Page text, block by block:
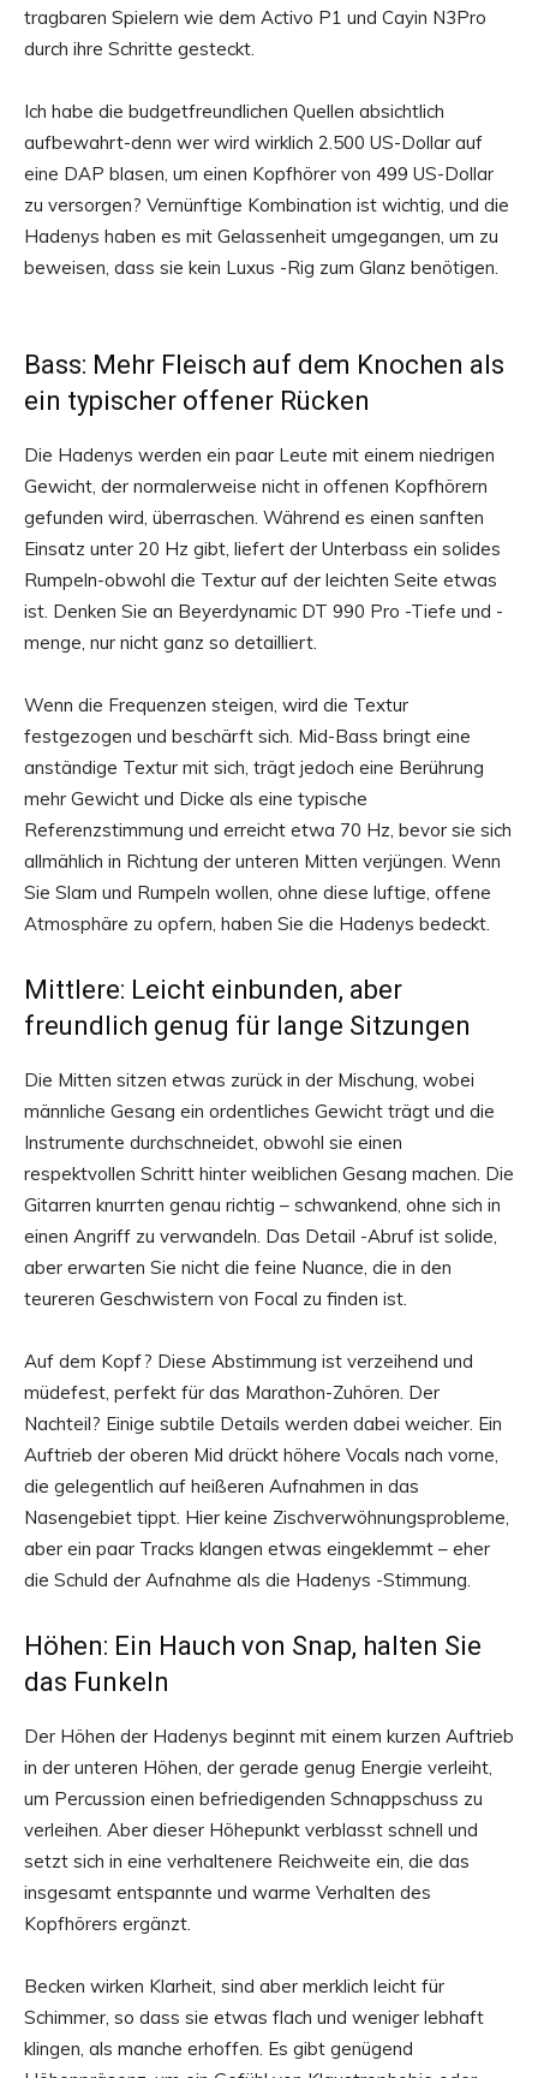
tragbaren Spielern wie dem Activo P1 und Cayin N3Pro
durch ihre Schritte gesteckt.
Ich habe die budgetfreundlichen Quellen absichtlich
aufbewahrt-denn wer wird wirklich 2.500 US-Dollar auf
eine DAP blasen, um einen Kopfhörer von 499 US-Dollar
zu versorgen? Vernünftige Kombination ist wichtig, und die
Hadenys haben es mit Gelassenheit umgegangen, um zu
beweisen, dass sie kein Luxus -Rig zum Glanz benötigen.
Bass: Mehr Fleisch auf dem Knochen als
ein typischer offener Rücken
Die Hadenys werden ein paar Leute mit einem niedrigen
Gewicht, der normalerweise nicht in offenen Kopfhörern
gefunden wird, überraschen. Während es einen sanften
Einsatz unter 20 Hz gibt, liefert der Unterbass ein solides
Rumpeln-obwohl die Textur auf der leichten Seite etwas
ist. Denken Sie an Beyerdynamic DT 990 Pro -Tiefe und -
menge, nur nicht ganz so detailliert.
Wenn die Frequenzen steigen, wird die Textur
festgezogen und beschärft sich. Mid-Bass bringt eine
anständige Textur mit sich, trägt jedoch eine Berührung
mehr Gewicht und Dicke als eine typische
Referenzstimmung und erreicht etwa 70 Hz, bevor sie sich
allmählich in Richtung der unteren Mitten verjüngen. Wenn
Sie Slam und Rumpeln wollen, ohne diese luftige, offene
Atmosphäre zu opfern, haben Sie die Hadenys bedeckt.
Mittlere: Leicht einbunden, aber
freundlich genug für lange Sitzungen
Die Mitten sitzen etwas zurück in der Mischung, wobei
männliche Gesang ein ordentliches Gewicht trägt und die
Instrumente durchschneidet, obwohl sie einen
respektvollen Schritt hinter weiblichen Gesang machen. Die
Gitarren knurrten genau richtig – schwankend, ohne sich in
einen Angriff zu verwandeln. Das Detail -Abruf ist solide,
aber erwarten Sie nicht die feine Nuance, die in den
teureren Geschwistern von Focal zu finden ist.
Auf dem Kopf? Diese Abstimmung ist verzeihend und
müdefest, perfekt für das Marathon-Zuhören. Der
Nachteil? Einige subtile Details werden dabei weicher. Ein
Auftrieb der oberen Mid drückt höhere Vocals nach vorne,
die gelegentlich auf heißeren Aufnahmen in das
Nasengebiet tippt. Hier keine Zischverwöhnungsprobleme,
aber ein paar Tracks klangen etwas eingeklemmt – eher
die Schuld der Aufnahme als die Hadenys -Stimmung.
Höhen: Ein Hauch von Snap, halten Sie
das Funkeln
Der Höhen der Hadenys beginnt mit einem kurzen Auftrieb
in der unteren Höhen, der gerade genug Energie verleiht,
um Percussion einen befriedigenden Schnappschuss zu
verleihen. Aber dieser Höhepunkt verblasst schnell und
setzt sich in eine verhaltenere Reichweite ein, die das
insgesamt entspannte und warme Verhalten des
Kopfhörers ergänzt.
Becken wirken Klarheit, sind aber merklich leicht für
Schimmer, so dass sie etwas flach und weniger lebhaft
klingen, als manche erhoffen. Es gibt genügend